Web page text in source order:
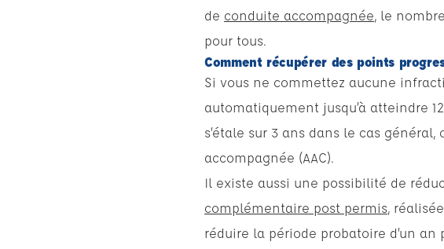
de conduite accompagnée, le
pour tous.
Comment récupérer des points
Si vous ne commettez aucune
automatiquement jusqu’à atteindre
s’étale sur 3 ans dans le cas
accompagnée (AAC).
Il existe aussi une possibilité de
complémentaire post permis,
réduire la période probatoire d’un